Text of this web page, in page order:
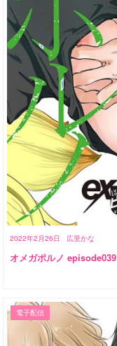
2022年2月26日 広里かな
オメガポルノ episode039
電子配信